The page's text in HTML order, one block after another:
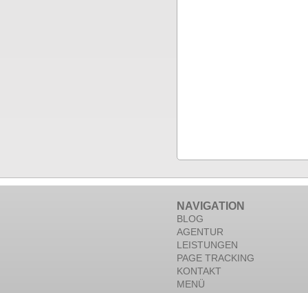
NAVIGATION
BLOG
AGENTUR
LEISTUNGEN
PAGE TRACKING
KONTAKT
MENÜ